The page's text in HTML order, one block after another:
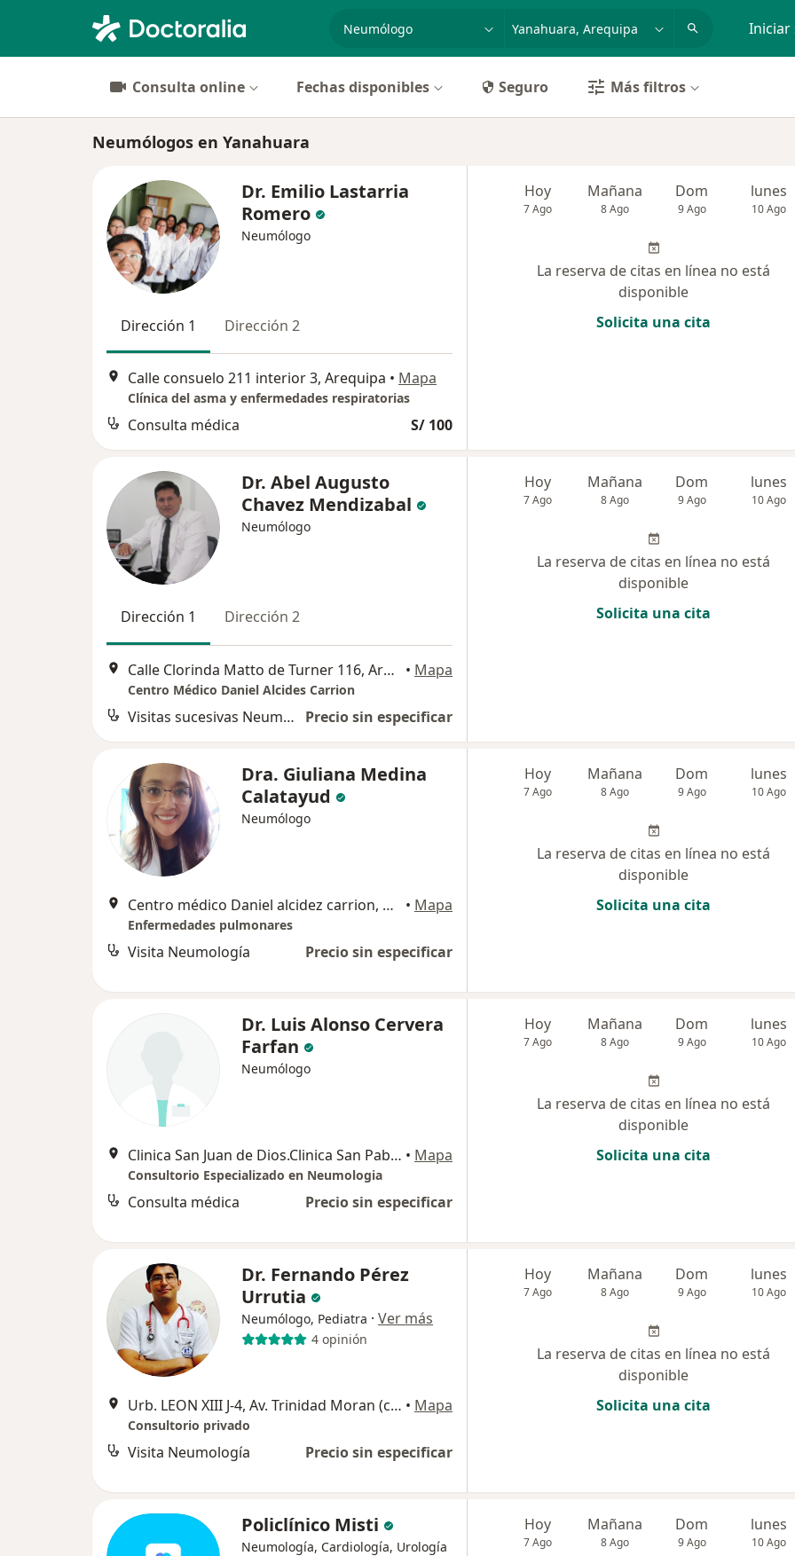
especialidad, enfermedad o nombre Iniciar
Consulta online Fechas disponibles Seguro Más filtros
Neumólogos en Yanahuara
Dr. Emilio Lastarria
Romero
Neumólogo
Dirección 1 Dirección 2
Calle consuelo 211 interior 3, Arequipa • Mapa
Clínica del asma y enfermedades respiratorias
Consulta médica S/ 100
Hoy
7 Ago
Mañana
8 Ago
Dom
9 Ago
lunes
10 Ago
La reserva de citas en línea no está
disponible
Solicita una cita
Dr. Abel Augusto
Chavez Mendizabal
Neumólogo
Dirección 1 Dirección 2
Calle Clorinda Matto de Turner 116, Arequipa • Mapa
Centro Médico Daniel Alcides Carrion
Visitas sucesivas Neumología Precio sin especificar
Hoy
7 Ago
Mañana
8 Ago
Dom
9 Ago
lunes
10 Ago
La reserva de citas en línea no está
disponible
Solicita una cita
Dra. Giuliana Medina
Calatayud
Neumólogo
Centro médico Daniel alcidez carrion, Arequipa • Mapa
Enfermedades pulmonares
Visita Neumología Precio sin especificar
Hoy
7 Ago
Mañana
8 Ago
Dom
9 Ago
lunes
10 Ago
La reserva de citas en línea no está
disponible
Solicita una cita
Dr. Luis Alonso Cervera
Farfan
Neumólogo
Clinica San Juan de Dios.Clinica San Pablo.Clinica Arequipa, Arequipa • Mapa
Consultorio Especializado en Neumologia
Consulta médica Precio sin especificar
Hoy
7 Ago
Mañana
8 Ago
Dom
9 Ago
lunes
10 Ago
La reserva de citas en línea no está
disponible
Solicita una cita
Dr. Fernando Pérez
Urrutia
Neumólogo, Pediatra · Ver más
4 opinión
Urb. LEON XIII J-4, Av. Trinidad Moran (costado de Farmacia FASUR), Arequipa • Mapa
Consultorio privado
Visita Neumología Precio sin especificar
Hoy
7 Ago
Mañana
8 Ago
Dom
9 Ago
lunes
10 Ago
La reserva de citas en línea no está
disponible
Solicita una cita
Policlínico Misti
Neumología, Cardiología, Urología
Hoy
7 Ago
Mañana
8 Ago
Dom
9 Ago
lunes
10 Ago